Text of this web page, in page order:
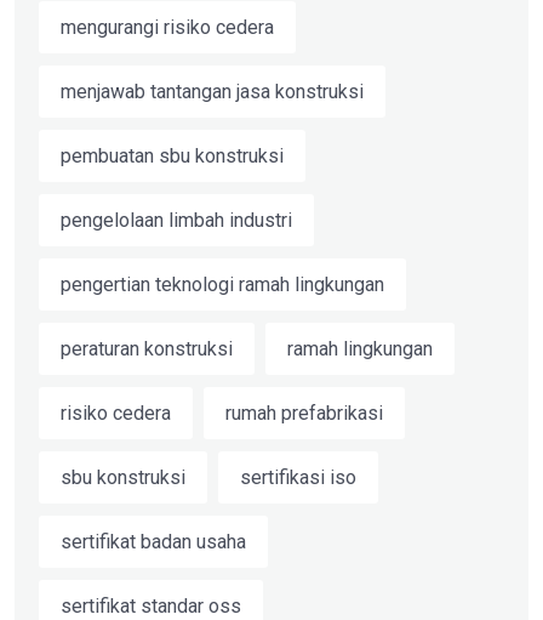
mengurangi risiko cedera
menjawab tantangan jasa konstruksi
pembuatan sbu konstruksi
pengelolaan limbah industri
pengertian teknologi ramah lingkungan
peraturan konstruksi ramah lingkungan
risiko cedera rumah prefabrikasi
sbu konstruksi sertifikasi iso
sertifikat badan usaha
sertifikat standar oss